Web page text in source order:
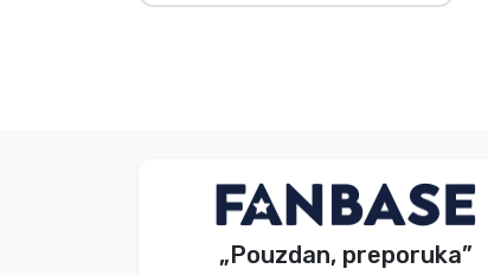
„Pouzdan, preporuka”
Bez imena Kupac
2026. 08. 09.